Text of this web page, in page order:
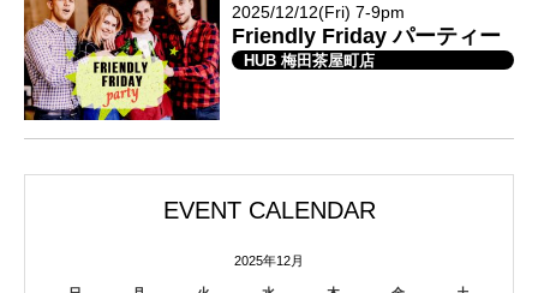
2025/12/12(Fri) 7-9pm
Friendly Friday パーティー
HUB 梅田茶屋町店
EVENT CALENDAR
2025年12月